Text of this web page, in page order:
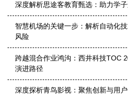
深度解析思途客教育甄选：助力学
智慧机场的关键一步：解析自动化
风险
跨越混合作业鸿沟：西井科技TOC
演进路径
深度探析青鸟影视：聚焦创新与用